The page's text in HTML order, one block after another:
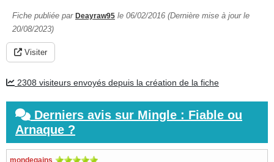
Fiche publiée par Deayraw95 le 06/02/2016 (Dernière mise à jour le
20/08/2023)
Visiter
2308 visiteurs envoyés depuis la création de la fiche
Derniers avis sur Mingle : Fiable ou
Arnaque ?
mondegains